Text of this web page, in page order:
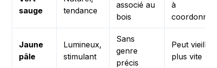
sauge
tendance
associé au
bois
à
coordonner
Jaune
pâle
Lumineux,
stimulant
Sans
genre
précis
Peut vieillir
plus vite